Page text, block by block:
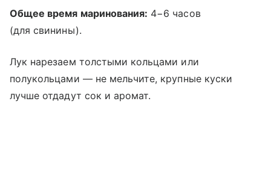
Общее время маринования: 4−6 часов
(для свинины).
Лук нарезаем толстыми кольцами или
полукольцами — не мельчите, крупные куски
лучше отдадут сок и аромат.